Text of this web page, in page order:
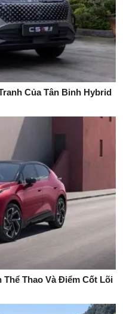
Của Tân Binh Hybrid
Thể Thao Và Điểm Cốt Lõi